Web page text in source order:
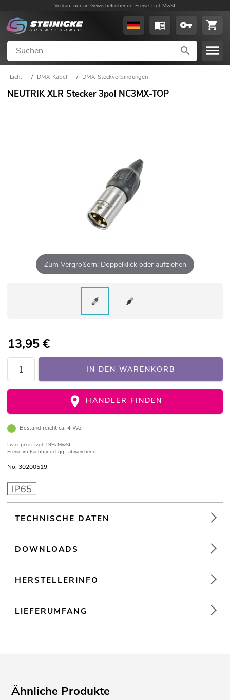
Verkauf nur an Gewerbetreibende. Preise zzgl. MwSt.
Licht / DMX-Kabel / DMX-Steckverbindungen
NEUTRIK XLR Stecker 3pol NC3MX-TOP
Zum Vergrößern: Doppelklick oder aufziehen
13,95€
IN DEN WARENKORB
HÄNDLER FINDEN
Bestand reicht ca. 4 Wo.
Listenpreis zzgl. 19% MwSt.
Preise im Fachhandel ggf. abweichend.
No. 30200519
TECHNISCHE DATEN
DOWNLOADS
HERSTELLERINFO
LIEFERUMFANG
Ähnliche Produkte